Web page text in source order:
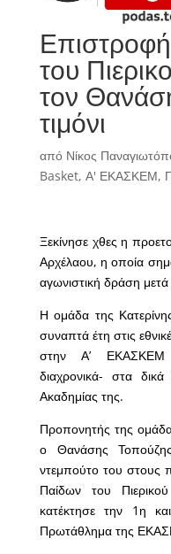
του
τον
τιμόνι
από Νίκος
Basket, Α' ΕΚΑΣΚΕΜ,
Ξεκίνησε χθες η
Αρχέλαου, η οποία
αγωνιστική δράση μετά
Η ομάδα της
συναπτά έτη στις
στην Α’ ΕΚΑΣΚΕΜ
διαχρονικά- στα
Ακαδημίας της.
Προπονητής της
ο Θανάσης
ντεμπούτο του στους
Παίδων του
κατέκτησε την 1η
Πρωτάθλημα της